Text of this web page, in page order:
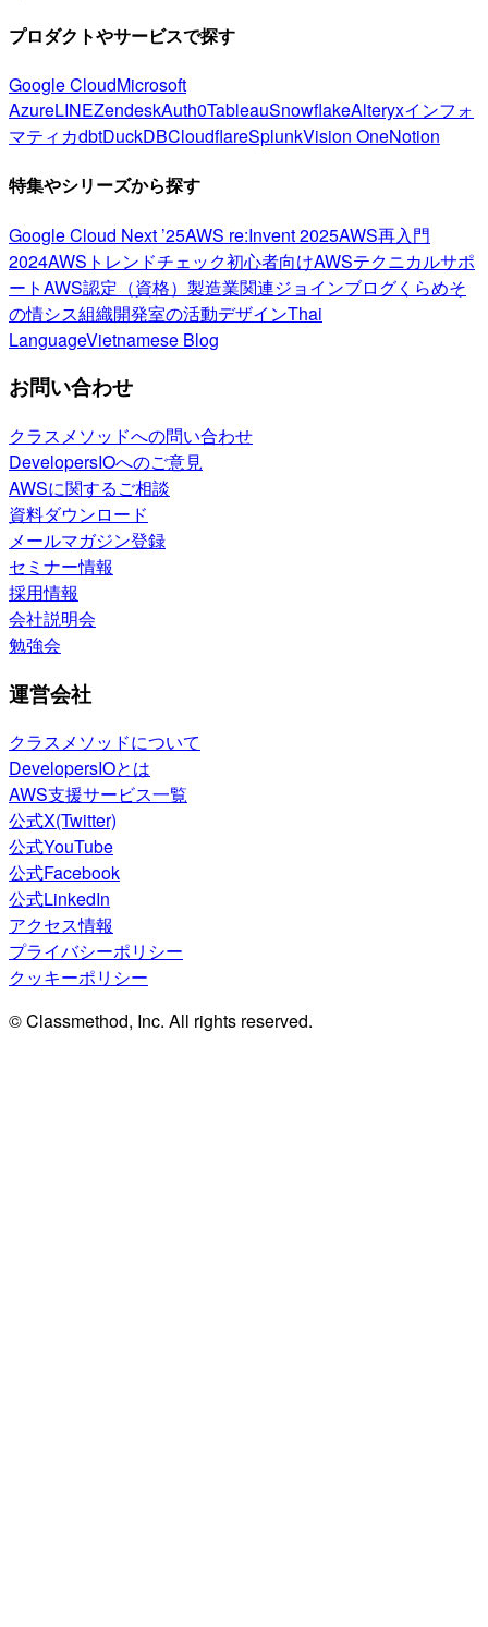
プロダクトやサービスで探す
Google CloudMicrosoft
AzureLINEZendeskAuth0TableauSnowflakeAlteryxインフォ
マティカdbtDuckDBCloudflareSplunkVision OneNotion
特集やシリーズから探す
Google Cloud Next ’25AWS re:Invent 2025AWS再入門
2024AWSトレンドチェック初心者向けAWSテクニカルサポ
ートAWS認定（資格） 製造業関連ジョインブログくらめそ
の情シス組織開発室の活動デザインThai
LanguageVietnamese Blog
お問い合わせ
クラスメソッドへの問い合わせ
DevelopersIOへのご意見
AWSに関するご相談
資料ダウンロード
メールマガジン登録
セミナー情報
採用情報
会社説明会
勉強会
運営会社
クラスメソッドについて
DevelopersIOとは
AWS支援サービス一覧
公式X(Twitter)
公式YouTube
公式Facebook
公式LinkedIn
アクセス情報
プライバシーポリシー
クッキーポリシー
© Classmethod, Inc. All rights reserved.